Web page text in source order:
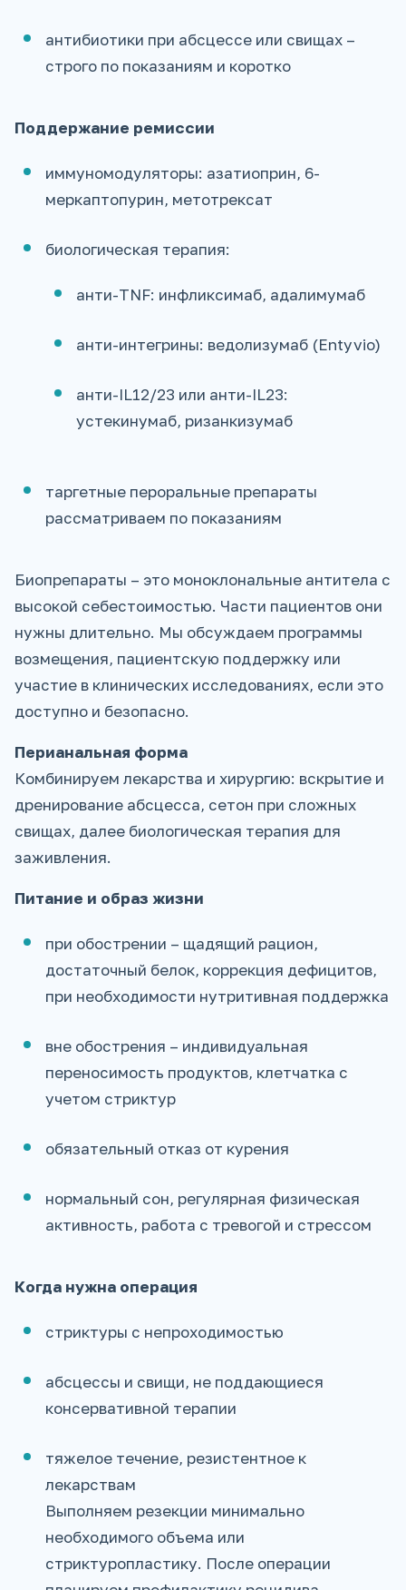
антибиотики при абсцессе или свищах –
строго по показаниям и коротко
Поддержание ремиссии
иммуномодуляторы: азатиоприн, 6-
меркаптопурин, метотрексат
биологическая терапия:
анти-TNF: инфликсимаб, адалимумаб
анти-интегрины: ведолизумаб (Entyvio)
анти-IL12/23 или анти-IL23:
устекинумаб, ризанкизумаб
таргетные пероральные препараты
рассматриваем по показаниям
Биопрепараты – это моноклональные антитела с
высокой себестоимостью. Части пациентов они
нужны длительно. Мы обсуждаем программы
возмещения, пациентскую поддержку или
участие в клинических исследованиях, если это
доступно и безопасно.
Перианальная форма
Комбинируем лекарства и хирургию: вскрытие и
дренирование абсцесса, сетон при сложных
свищах, далее биологическая терапия для
заживления.
Питание и образ жизни
при обострении – щадящий рацион,
достаточный белок, коррекция дефицитов,
при необходимости нутритивная поддержка
вне обострения – индивидуальная
переносимость продуктов, клетчатка с
учетом стриктур
обязательный отказ от курения
нормальный сон, регулярная физическая
активность, работа с тревогой и стрессом
Когда нужна операция
стриктуры с непроходимостью
абсцессы и свищи, не поддающиеся
консервативной терапии
тяжелое течение, резистентное к
лекарствам
Выполняем резекции минимально
необходимого объема или
стриктуропластику. После операции